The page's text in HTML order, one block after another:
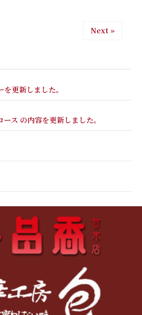
Next »
更新しました。
ス の内容を更新しました。